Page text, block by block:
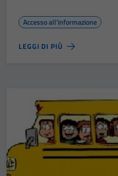
Accesso all'informazione
LEGGI DI PIÙ